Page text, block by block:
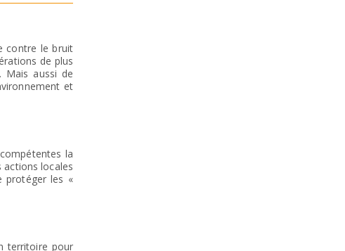
contre le bruit
de plus
Mais aussi de
et
la
actions locales
protéger les «
territoire pour